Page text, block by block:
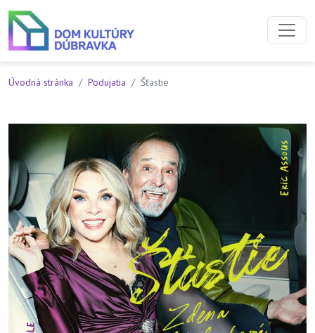
Preskočiť na obsah
Preskočiť na hlavné menu
Úvodná stránka Podujatia Šťastie